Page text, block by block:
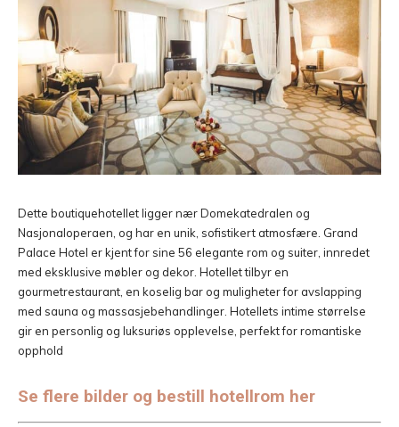
Dette boutiquehotellet ligger nær Domekatedralen og
Nasjonaloperaen, og har en unik, sofistikert atmosfære. Grand
Palace Hotel er kjent for sine 56 elegante rom og suiter, innredet
med eksklusive møbler og dekor. Hotellet tilbyr en
gourmetrestaurant, en koselig bar og muligheter for avslapping
med sauna og massasjebehandlinger. Hotellets intime størrelse
gir en personlig og luksuriøs opplevelse, perfekt for romantiske
opphold​
Se flere bilder og bestill hotellrom her